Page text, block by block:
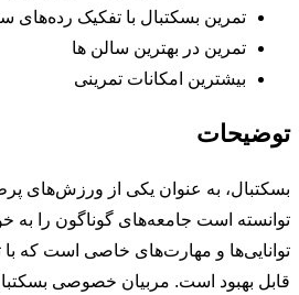
تمرین بسکتبال با تفکیک رده‌های
تمرین در بهترین سالن ها
بیشترین امکانات تمرینی
توضیحات
بسکتبال، به عنوان یکی از ورزش‌های
توانسته است جامعه‌های گوناگون را به
توانایی‌ها و مهارت‌های خاصی است که
قابل بهبود است. مربیان خصوصی